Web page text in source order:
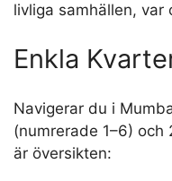
meter höga jätte gör
Mumbais
Mumbai är inte bara
Mumbai Metropolitan